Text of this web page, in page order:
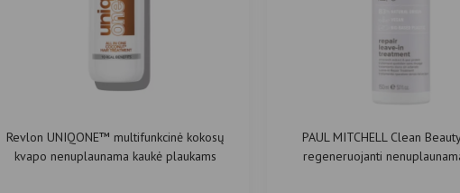
Revlon UNIQONE™ multifunkcinė kokosų
kvapo nenuplaunama kaukė plaukams
PAUL MITCHELL Clean
regeneruojanti